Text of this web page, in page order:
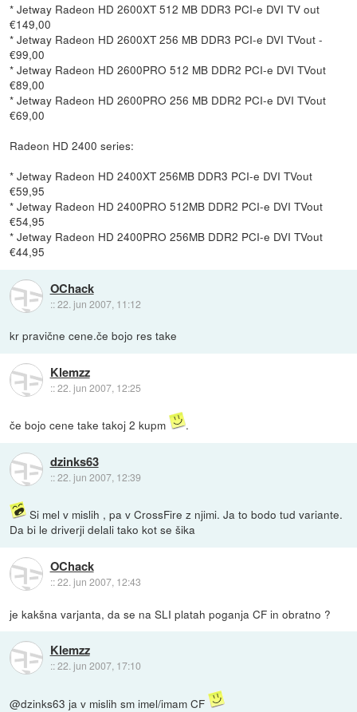
* Jetway Radeon HD 2600XT 512 MB DDR3 PCI-e DVI TV out
€149,00
* Jetway Radeon HD 2600XT 256 MB DDR3 PCI-e DVI TVout -
€99,00
* Jetway Radeon HD 2600PRO 512 MB DDR2 PCI-e DVI TVout
€89,00
* Jetway Radeon HD 2600PRO 256 MB DDR2 PCI-e DVI TVout
€69,00
Radeon HD 2400 series:
* Jetway Radeon HD 2400XT 256MB DDR3 PCI-e DVI TVout
€59,95
* Jetway Radeon HD 2400PRO 512MB DDR2 PCI-e DVI TVout
€54,95
* Jetway Radeon HD 2400PRO 256MB DDR2 PCI-e DVI TVout
€44,95
OChack
::22. jun 2007, 11:12
kr pravične cene.če bojo res take
Klemzz
::22. jun 2007, 12:25
če bojo cene take takoj 2 kupm .
dzinks63
::22. jun 2007, 12:39
Si mel v mislih , pa v CrossFire z njimi. Ja to bodo tud variante.
Da bi le driverji delali tako kot se šika
OChack
::22. jun 2007, 12:43
je kakšna varjanta, da se na SLI platah poganja CF in obratno ?
Klemzz
::22. jun 2007, 17:10
@dzinks63 ja v mislih sm imel/imam CF